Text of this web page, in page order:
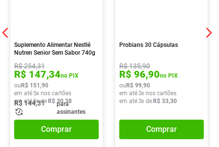
Suplemento Alimentar Nestlé
Nutren Senior Sem Sabor 740g
R$254,31
R$ 147,34no PIX
ou R$ 151 ,90
em até 5x nos cartões
em até5x de R$ 30,38
R$144,31
para
assinantes
Comprar
Probians 30 Cápsulas
R$135,90
R$ 96,90no PIX
ou R$ 99,90
em até3x nos cartões
em até3x de R$ 33,30
Comprar